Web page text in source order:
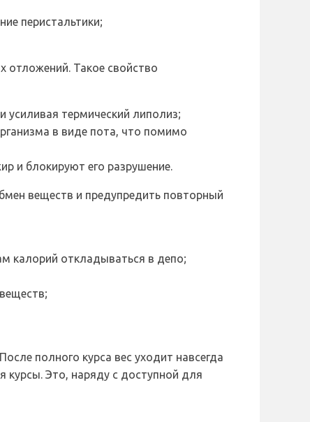
перистальтики;
отложений. Такое свойство
усиливая термический липолиз;
в виде пота, что помимо
и блокируют его разрушение.
веществ и предупредить повторный
калорий откладываться в депо;
полного курса вес уходит навсегда
курсы. Это, наряду с доступной для